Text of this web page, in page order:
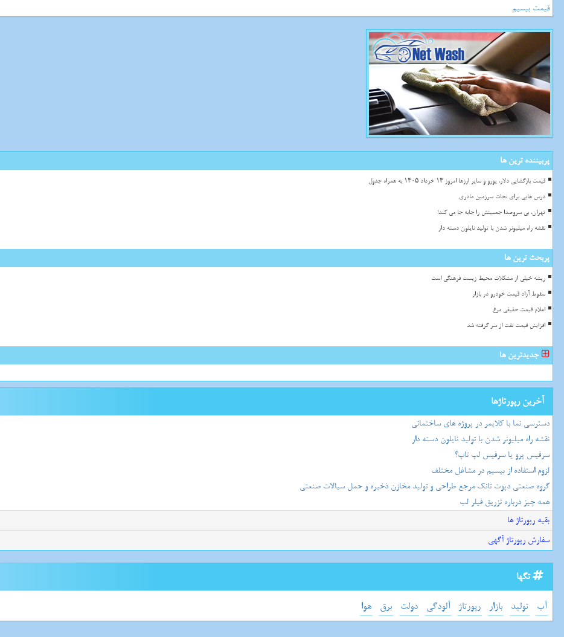
قیمت بیسیم
پربیننده ترین ها
قیمت بازگشایی دلار، یورو و سایر ارزها امروز ۱۳ خرداد ۱۴۰۵ به همراه جدول
درس هایی برای نجات سرزمین مادری
تهران، بی سروصدا جمعیتش را جابه جا می کند!
نقشه راه میلیونر شدن با تولید نایلون دسته دار
پربحث ترین ها
ریشه خیلی از مشکلات محیط زیست فرهنگی است
سقوط آزاد قیمت خودرو در بازار
اعلام قیمت حقیقی مرغ
افزایش قیمت نفت از سر گرفته شد
جدیدترین ها
آخرین رپورتاژها
دسترسی نما با کلایمر در پروژه های ساختمانی
نقشه راه میلیونر شدن با تولید نایلون دسته دار
سرفیس پرو یا سرفیس لپ تاپ؟
لزوم استفاده از بیسیم در مشاغل مختلف
گروه صنعتی دپوت تانک مرجع طراحی و تولید مخازن ذخیره و حمل سیالات صنعتی
همه چیز درباره تزریق فیلر لب
بقیه رپورتاژ ها
سفارش رپورتاژ آگهی
تگها
آب تولید بازار رپورتاژ آلودگی دولت برق هوا